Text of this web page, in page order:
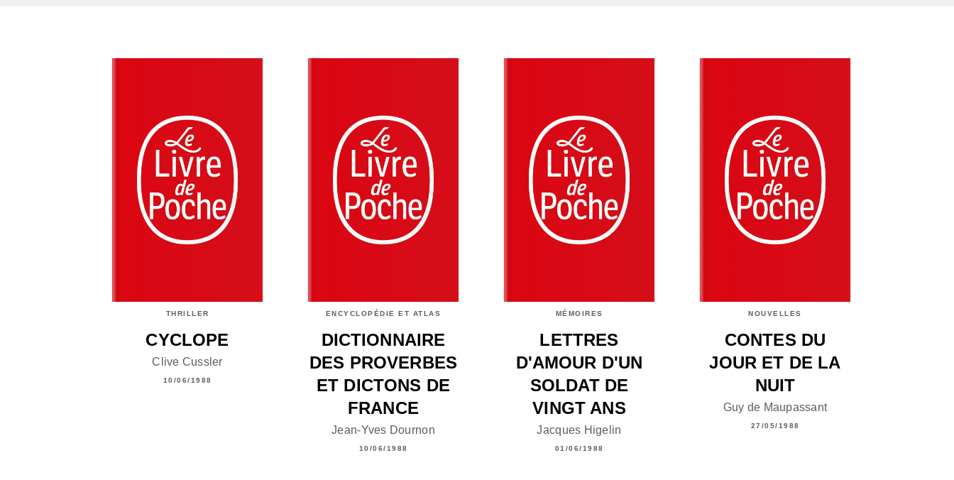
THRILLER
CYCLOPE
Clive Cussler
10/06/1988
ENCYCLOPÉDIE ET ATLAS
DICTIONNAIRE
DES PROVERBES
ET DICTONS DE
FRANCE
Jean-Yves Dournon
10/06/1988
MÉMOIRES
LETTRES
D'AMOUR D'UN
SOLDAT DE
VINGT ANS
Jacques Higelin
01/06/1988
NOUVELLES
CONTES DU
JOUR ET DE LA
NUIT
Guy de Maupassant
27/05/1988